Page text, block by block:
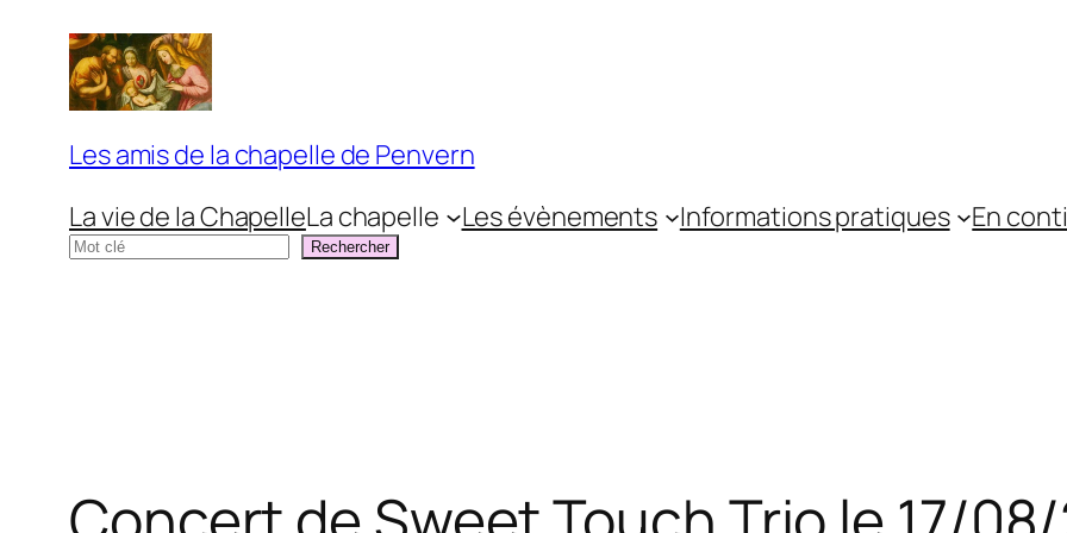
contenu
Les amis de la chapelle de Penvern
La vie de la ChapelleLa chapelle Les évènements Informations pratiques En
Rechercher
Rechercher